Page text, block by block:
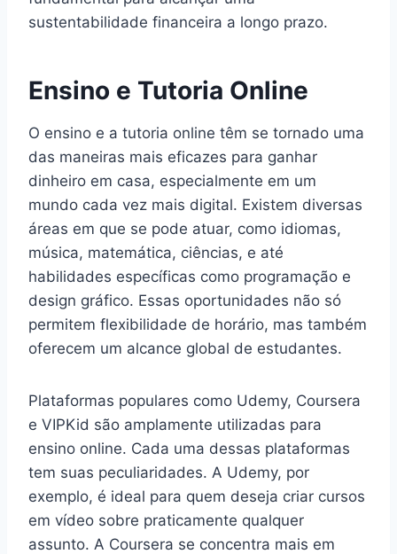
sustentabilidade financeira a longo prazo.
Ensino e Tutoria Online
O ensino e a tutoria online têm se tornado uma
das maneiras mais eficazes para ganhar
dinheiro em casa, especialmente em um
mundo cada vez mais digital. Existem diversas
áreas em que se pode atuar, como idiomas,
música, matemática, ciências, e até
habilidades específicas como programação e
design gráfico. Essas oportunidades não só
permitem flexibilidade de horário, mas também
oferecem um alcance global de estudantes.
Plataformas populares como Udemy, Coursera
e VIPKid são amplamente utilizadas para
ensino online. Cada uma dessas plataformas
tem suas peculiaridades. A Udemy, por
exemplo, é ideal para quem deseja criar cursos
em vídeo sobre praticamente qualquer
assunto. A Coursera se concentra mais em